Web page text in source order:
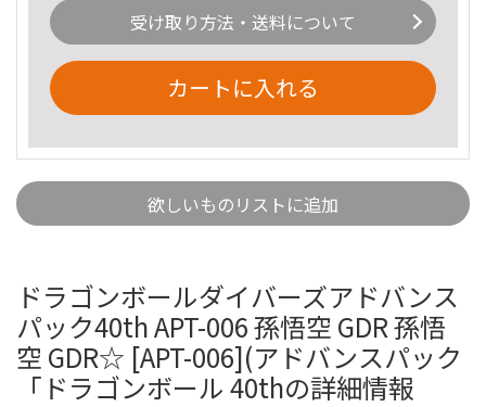
受け取り方法・送料について
カートに入れる
欲しいものリストに追加
ドラゴンボールダイバーズアドバンス
パック40th APT-006 孫悟空 GDR 孫悟
空 GDR☆ [APT-006](アドバンスパック
「ドラゴンボール 40thの詳細情報